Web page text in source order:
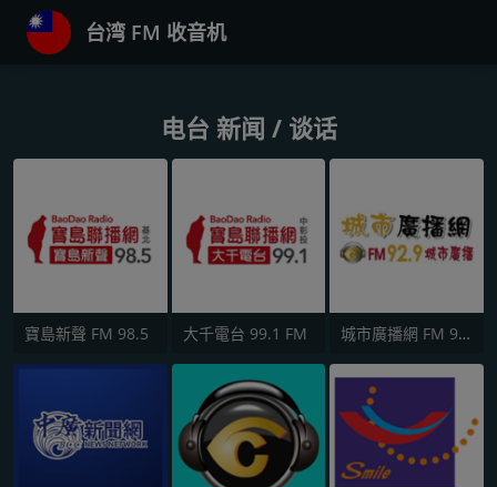
台湾 FM 收音机
电台 新闻 / 谈话
寶島新聲 FM 98.5 大千電台 99.1 FM 城市廣播網 FM 92.9 城市廣播